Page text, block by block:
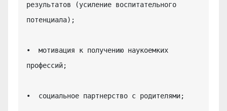
результатов (усиление воспитательного
потенциала);
•  мотивация к получению наукоемких
профессий;
•  социальное партнерство с родителями;